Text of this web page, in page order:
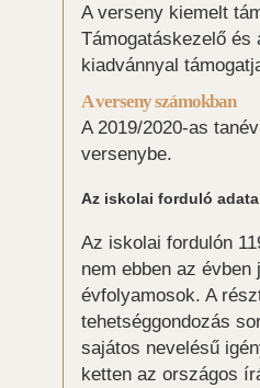
A verseny kiemelt
Támogatáskezelő és
kiadvánnyal
A verseny számokban
A 2019/2020-as
versenybe.
Az iskolai forduló
Az iskolai fordulón
nem ebben az
évfolyamosok. A
tehetséggondozás
sajátos nevelésű
ketten az országos